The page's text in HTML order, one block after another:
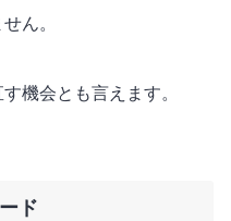
ん。
機会とも言えます。
ド